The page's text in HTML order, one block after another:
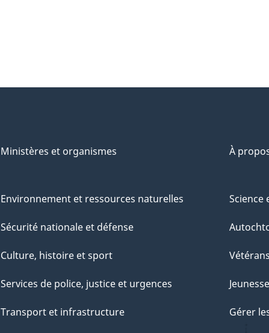
Ministères et organismes À
Environnement et ressources naturelles
Sécurité nationale et défense
Culture, histoire et sport
Services de police, justice et urgences
Transport et infrastructure
Science
Jeunesse
Gérer